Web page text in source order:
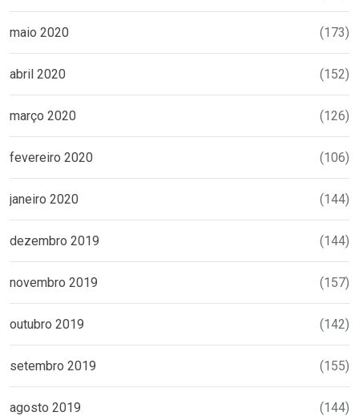
maio 2020 (173)
abril 2020 (152)
março 2020 (126)
fevereiro 2020 (106)
janeiro 2020 (144)
dezembro 2019 (144)
novembro 2019 (157)
outubro 2019 (142)
setembro 2019 (155)
agosto 2019 (144)